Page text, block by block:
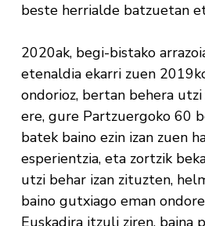
beste herrialde batzuetan
2020ak, begi-bistako
etenaldia ekarri zuen
ondorioz, bertan behera
ere, gure Partzuergoko 60
batek baino ezin izan zuen
esperientzia, eta zortzik
utzi behar izan zituzten,
baino gutxiago eman